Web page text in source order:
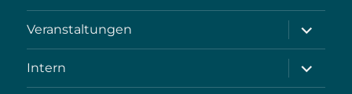
Veranstaltungen
öffnen
Intern
öffnen